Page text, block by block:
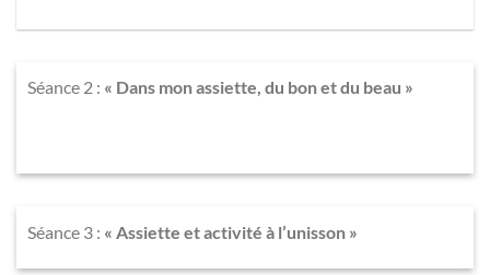
Séance 2 : « Dans mon assiette, du bon et du beau »
Séance 3 : « Assiette et activité à l’unisson »